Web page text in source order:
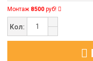
Монтаж 8500 руб!
Кол: